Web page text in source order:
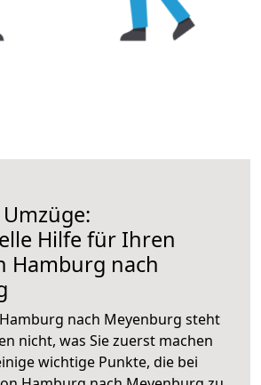
Hilfe für Ihren
Hamburg nach
nach Meyenburg steht
nicht, was Sie zuerst machen
wichtige Punkte, die bei